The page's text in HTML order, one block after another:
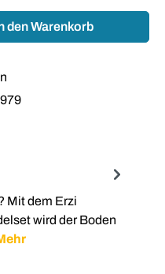
gewünschten
den Warenkorb
Mit dem Erzi
wird der Boden